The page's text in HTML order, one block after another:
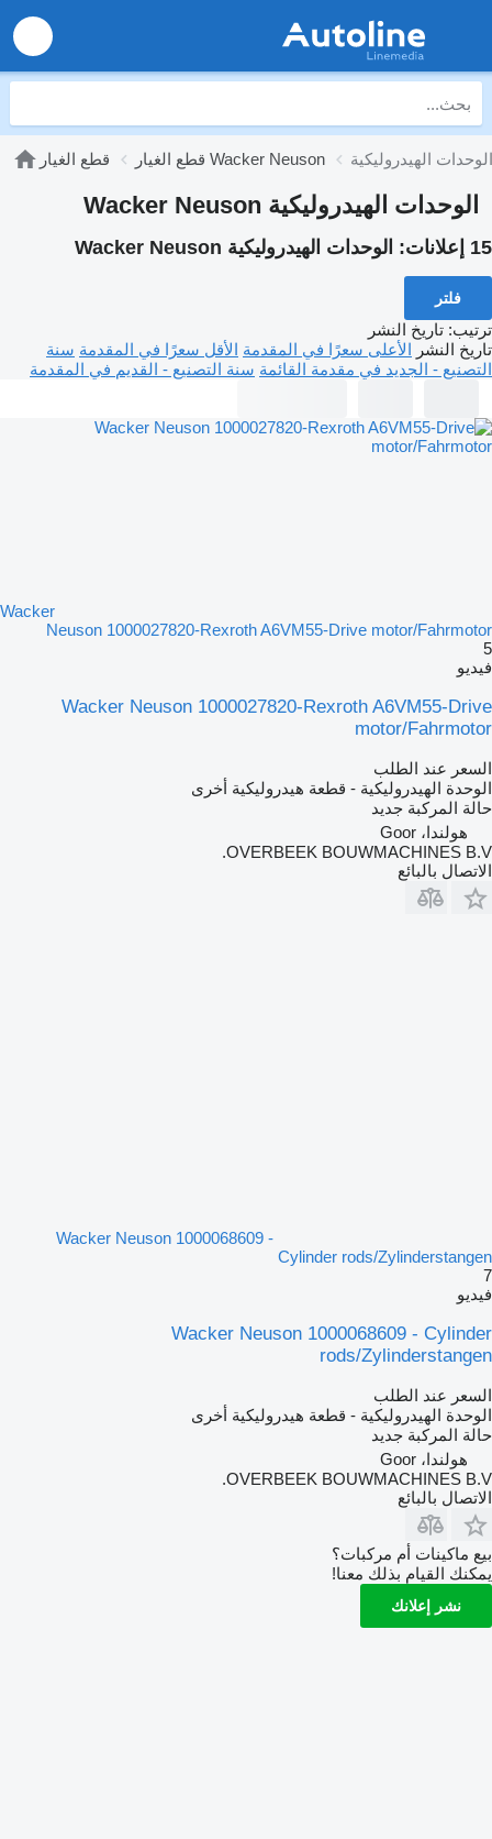
قطع الغيار قطع الغيار Wacker Neuson
الوحدات الهيدروليكية Wacker Neuson
15 إعلانات: الوحدات الهيدروليكية Wacker Neuson
فلتر
ترتيب: تاريخ النشر
تاريخ النشر الأعلى سعرًا في المقدمة الأقل سعرًا في المقدمة سنة
التصنيع - الجديد في مقدمة القائمة سنة التصنيع - القديم في المقدمة
Wacker
Neuson 1000027820-Rexroth A6VM55-Drive motor/Fahrmotor
5
فيديو
Wacker Neuson 1000027820-Rexroth A6VM55-Drive
motor/Fahrmotor
السعر عند الطلب
الوحدة الهيدروليكية - قطعة هيدروليكية أخرى
حالة المركبة جديد
هولندا، Goor
OVERBEEK BOUWMACHINES B.V.
الاتصال بالبائع
Wacker Neuson 1000068609 -
Cylinder rods/Zylinderstangen
7
فيديو
Wacker Neuson 1000068609 - Cylinder
rods/Zylinderstangen
السعر عند الطلب
الوحدة الهيدروليكية - قطعة هيدروليكية أخرى
حالة المركبة جديد
هولندا، Goor
OVERBEEK BOUWMACHINES B.V.
الاتصال بالبائع
بيع ماكينات أم مركبات؟
يمكنك القيام بذلك معنا!
نشر إعلانك